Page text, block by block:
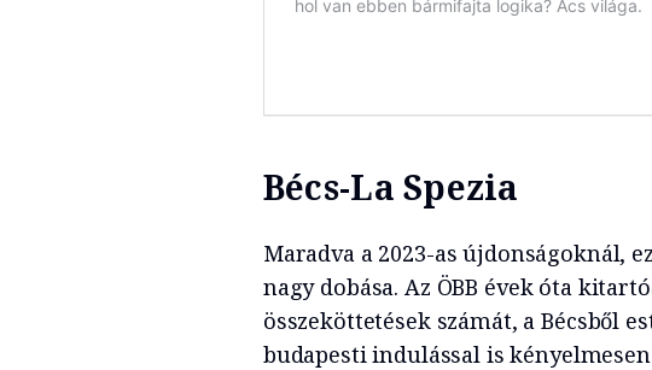
Bécs-La Spezia
Maradva a 2023-as újdonságoknál,
nagy dobása. Az ÖBB évek óta
összeköttetések számát, a Bécsből
budapesti indulással is